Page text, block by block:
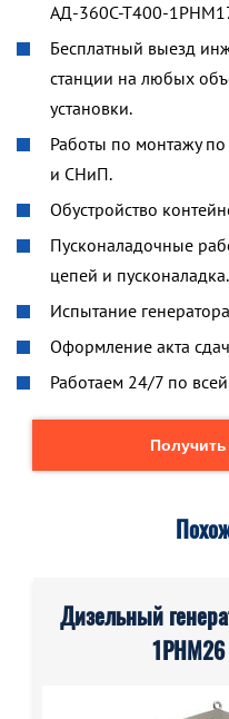
АД-360С-Т400-
Бесплатный выезд
станции на любых
установки.
Работы по монтажу
и СНиП.
Обустройство
Пусконаладочные
цепей и пусконаладка.
Испытание
Оформление акта
Работаем 24/7 по
Дизельный
1РНМ26